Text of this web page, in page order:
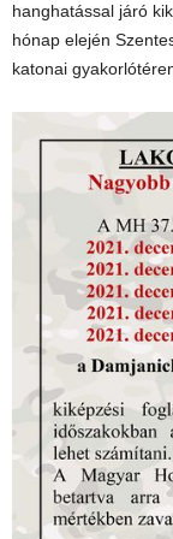
hanghatással járó
hónap elején
katonai